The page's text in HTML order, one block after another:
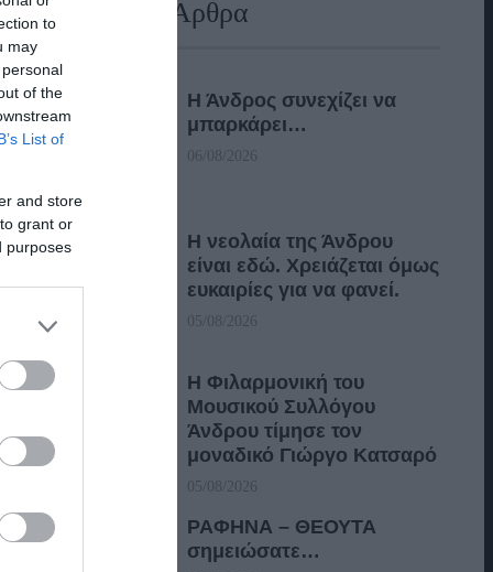
to
may
of the
List of
and store
grant or
purposes
Πρόσφατα Άρθρα
Η Άνδρος συνεχίζει να
μπαρκάρει…
06/08/2026
Η νεολαία της Άνδρου
είναι εδώ. Χρειάζεται όμως
ευκαιρίες για να φανεί.
05/08/2026
Η Φιλαρμονική του
Μουσικού Συλλόγου
Άνδρου τίμησε τον
μοναδικό Γιώργο Κατσαρό
05/08/2026
ΡΑΦΗΝΑ – ΘΕΟΥΤΑ
σημειώσατε…